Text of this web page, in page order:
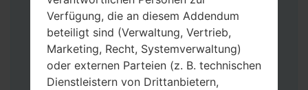
Version herunter.
Dann laden Sie die Firmware-Datei
herunter und entpacken Sie sie.
Sie brauchen 1(wählen Sie hier 1 Firmware-
Datei aus) oder 5 (wählen Sie 5 Firmware-
Verfügung, die an diesem Addendum
beteiligt sind (Verwaltung, Vertrieb,
Marketing, Recht, Systemverwaltung)
oder externen Parteien (z. B. technischen
Dienstleistern von Drittanbietern,